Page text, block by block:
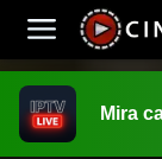
Mira